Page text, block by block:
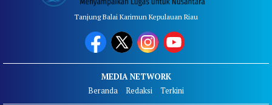
Tanjung Balai Karimun Kepulauan Riau
MEDIA NETWORK
Beranda
Redaksi Terkini